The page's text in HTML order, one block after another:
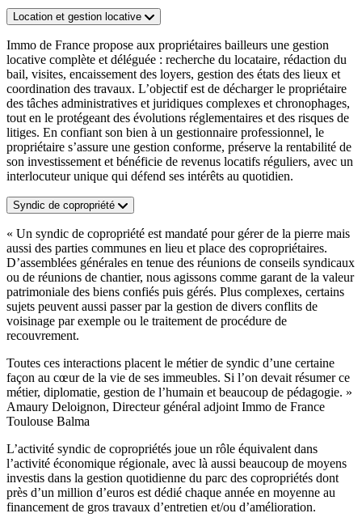
Location et gestion locative
Immo de France propose aux propriétaires bailleurs une gestion
locative complète et déléguée : recherche du locataire, rédaction du
bail, visites, encaissement des loyers, gestion des états des lieux et
coordination des travaux. L’objectif est de décharger le propriétaire
des tâches administratives et juridiques complexes et chronophages,
tout en le protégeant des évolutions réglementaires et des risques de
litiges. En confiant son bien à un gestionnaire professionnel, le
propriétaire s’assure une gestion conforme, préserve la rentabilité de
son investissement et bénéficie de revenus locatifs réguliers, avec un
interlocuteur unique qui défend ses intérêts au quotidien.
Syndic de copropriété
« Un syndic de copropriété est mandaté pour gérer de la pierre mais
aussi des parties communes en lieu et place des copropriétaires.
D’assemblées générales en tenue des réunions de conseils syndicaux
ou de réunions de chantier, nous agissons comme garant de la valeur
patrimoniale des biens confiés puis gérés. Plus complexes, certains
sujets peuvent aussi passer par la gestion de divers conflits de
voisinage par exemple ou le traitement de procédure de
recouvrement.
Toutes ces interactions placent le métier de syndic d’une certaine
façon au cœur de la vie de ses immeubles. Si l’on devait résumer ce
métier, diplomatie, gestion de l’humain et beaucoup de pédagogie. »
Amaury Deloignon, Directeur général adjoint Immo de France
Toulouse Balma
L’activité syndic de copropriétés joue un rôle équivalent dans
l’activité économique régionale, avec là aussi beaucoup de moyens
investis dans la gestion quotidienne du parc des copropriétés dont
près d’un million d’euros est dédié chaque année en moyenne au
financement de gros travaux d’entretien et/ou d’amélioration.